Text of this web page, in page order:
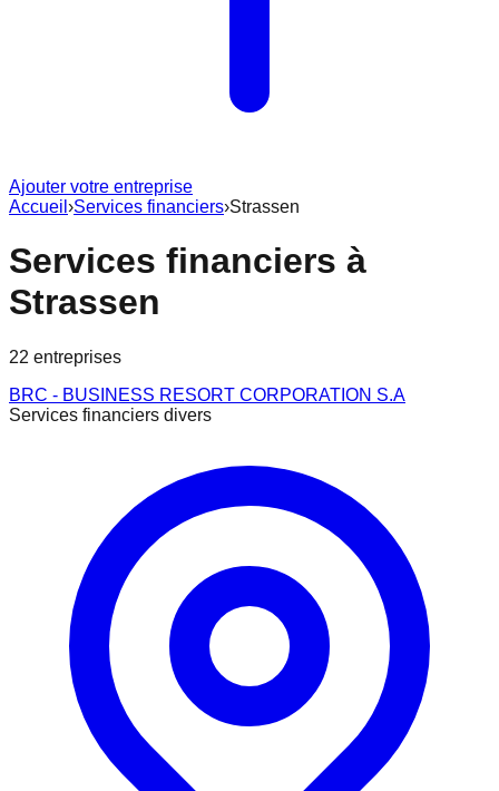
Ajouter votre entreprise
Accueil ›Services financiers›Strassen
Services financiers à
Strassen
22 entreprises
BRC - BUSINESS RESORT CORPORATION S.A
Services financiers divers